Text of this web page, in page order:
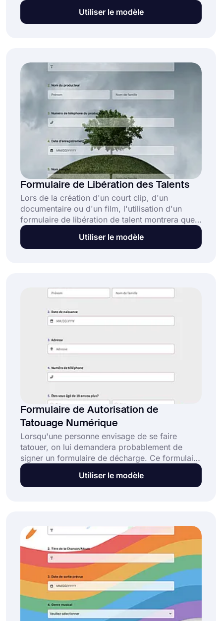
le partage d'informations de santé avec des
personnes ou des organisations autorisées. Un
Utiliser le modèle
Formulaire de Libération des Talents
Lors de la création d'un court clip, d'un
documentaire ou d'un film, l'utilisation d'un
formulaire de libération de talent montrera que
vous disposez des autorisations requises. Ce
processus simple vous évitera d'être poursuivi.
gratuit de forms.app vous aidera à créer votre
formulaire personnalisé plus rapidement et plus
Utiliser le modèle
Formulaire de Autorisation de
Tatouage Numérique
Lorsqu'une personne envisage de se faire
tatouer, on lui demandera probablement de
signer un formulaire de décharge. Ce formulaire
indique qu'ils comprennent les risques et libère
l'artiste et son studio de toute responsabilité en
en ligne et vous protéger légalement.
Utiliser le modèle